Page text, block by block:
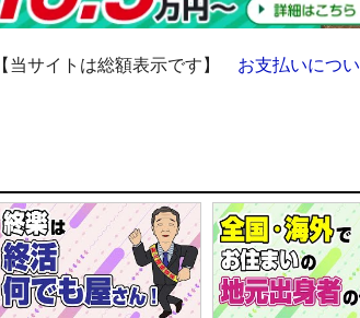
【当サイトは総額表示です】 お支払いにつ